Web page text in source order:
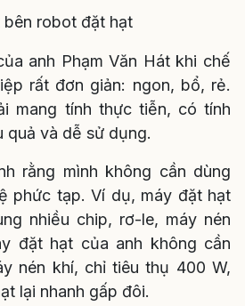
bên robot đặt hạt
anh Phạm Văn Hát khi chế
rất đơn giản: ngon, bổ, rẻ.
mang tính thực tiễn, có tính
quả và dễ sử dụng.
rằng mình không cần dùng
phức tạp. Ví dụ, máy đặt hạt
nhiều chip, rơ-le, máy nén
đặt hạt của anh không cần
nén khí, chỉ tiêu thụ 400 W,
lại nhanh gấp đôi.